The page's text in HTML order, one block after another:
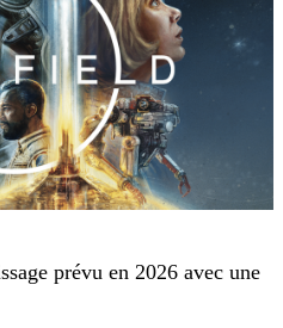
prévu en 2026 avec une